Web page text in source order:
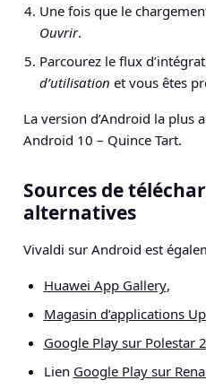
Une fois que le
Ouvrir.
Parcourez le flux
d’utilisation et vous êtes
La version d’Android la plus
Android 10 – Quince Tart.
Sources de
alternatives
Vivaldi sur Android est
Huawei App Gallery,
Magasin d’applications
Google Play sur Polestar 2
Lien Google Play sur